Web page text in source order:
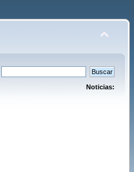
Noticias: